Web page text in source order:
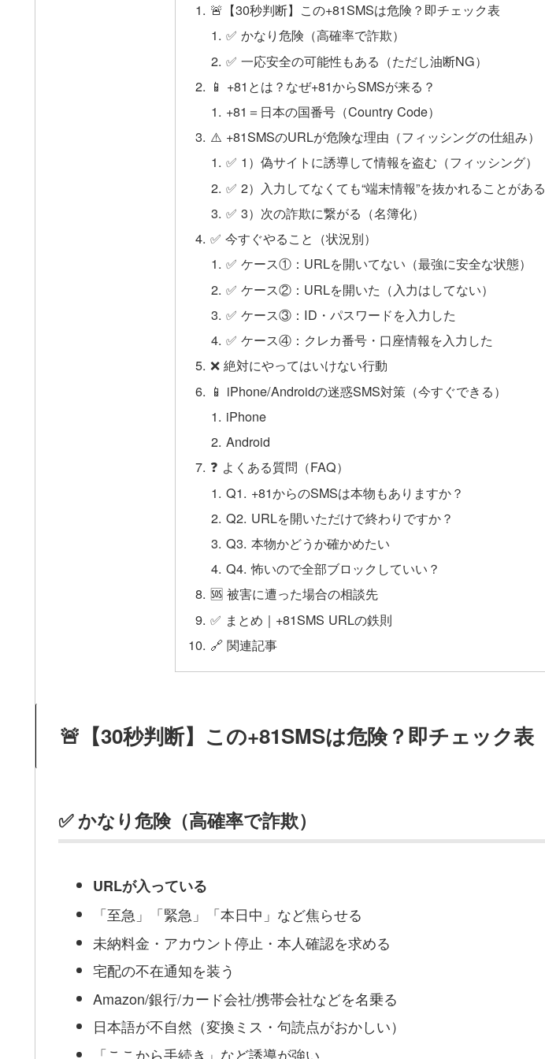
🚨【30秒判断】この+81SMSは危険？即チェック表
✅ かなり危険（高確率で詐欺）
✅ 一応安全の可能性もある（ただし油断NG）
📱 +81とは？なぜ+81からSMSが来る？
+81＝日本の国番号（Country Code）
⚠️ +81SMSのURLが危険な理由（フィッシングの仕組み）
✅ 1）偽サイトに誘導して情報を盗む（フィッシング）
✅ 2）入力してなくても“端末情報”を抜かれることがある
✅ 3）次の詐欺に繋がる（名簿化）
✅ 今すぐやること（状況別）
✅ ケース①：URLを開いてない（最強に安全な状態）
✅ ケース②：URLを開いた（入力はしてない）
✅ ケース③：ID・パスワードを入力した
✅ ケース④：クレカ番号・口座情報を入力した
❌ 絶対にやってはいけない行動
📱 iPhone/Androidの迷惑SMS対策（今すぐできる）
iPhone
Android
❓ よくある質問（FAQ）
Q1. +81からのSMSは本物もありますか？
Q2. URLを開いただけで終わりですか？
Q3. 本物かどうか確かめたい
Q4. 怖いので全部ブロックしていい？
🆘 被害に遭った場合の相談先
✅ まとめ｜+81SMS URLの鉄則
🔗 関連記事
🚨【30秒判断】この+81SMSは危険？即チェック表
✅ かなり危険（高確率で詐欺）
URLが入っている
「至急」「緊急」「本日中」など焦らせる
未納料金・アカウント停止・本人確認を求める
宅配の不在通知を装う
Amazon/銀行/カード会社/携帯会社などを名乗る
日本語が不自然（変換ミス・句読点がおかしい）
「ここから手続き」など誘導が強い